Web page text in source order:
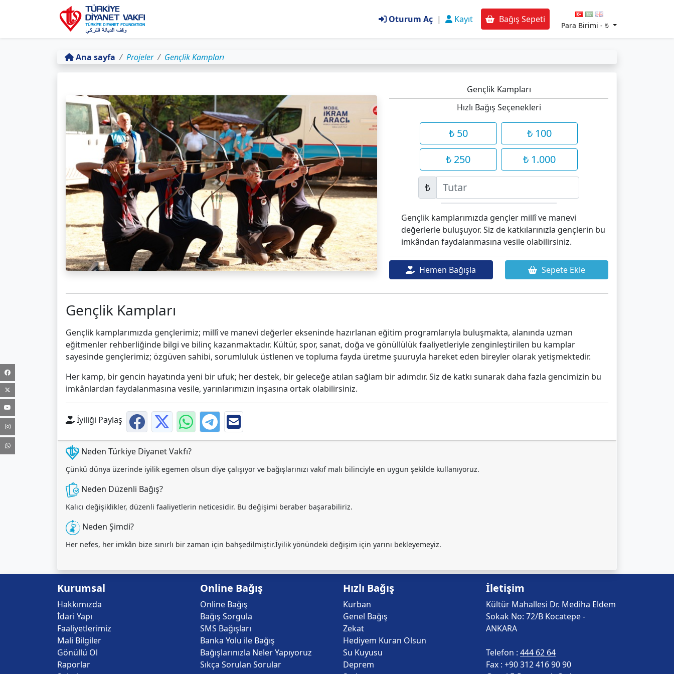
Oturum Aç | Kayıt Bağış Sepeti
Para Birimi -₺
Ana sayfa Projeler Gençlik Kampları
Gençlik Kampları
Hızlı Bağış Seçenekleri
₺ 50
₺ 100
₺ 250
₺ 1.000
₺
Gençlik kamplarımızda gençler millî ve manevi
değerlerle buluşuyor. Siz de katkılarınızla gençlerin bu
imkândan faydalanmasına vesile olabilirsiniz.
Hemen Bağışla Sepete Ekle
Gençlik Kampları
Gençlik kamplarımızda gençlerimiz; millî ve manevi değerler ekseninde hazırlanan eğitim programlarıyla buluşmakta, alanında uzman
eğitmenler rehberliğinde bilgi ve bilinç kazanmaktadır. Kültür, spor, sanat, doğa ve gönüllülük faaliyetleriyle zenginleştirilen bu kamplar
sayesinde gençlerimiz; özgüven sahibi, sorumluluk üstlenen ve topluma fayda üretme şuuruyla hareket eden bireyler olarak yetişmektedir.
Her kamp, bir gencin hayatında yeni bir ufuk; her destek, bir geleceğe atılan sağlam bir adımdır. Siz de katkı sunarak daha fazla gencimizin bu
imkânlardan faydalanmasına vesile, yarınlarımızın inşasına ortak olabilirsiniz.
İyiliği Paylaş
Neden Türkiye Diyanet Vakfı?
Çünkü dünya üzerinde iyilik egemen olsun diye çalışıyor ve bağışlarınızı vakıf malı bilinciyle en uygun şekilde kullanıyoruz.
Neden Düzenli Bağış?
Kalıcı değişiklikler, düzenli faaliyetlerin neticesidir. Bu değişimi beraber başarabiliriz.
Neden Şimdi?
Her nefes, her imkân bize sınırlı bir zaman için bahşedilmiştir.İyilik yönündeki değişim için yarını bekleyemeyiz.
Kurumsal
Hakkımızda
İdari Yapı
Faaliyetlerimiz
Mali Bilgiler
Gönüllü Ol
Raporlar
Online Bağış
Online Bağış
Bağış Sorgula
SMS Bağışları
Banka Yolu ile Bağış
Bağışlarınızla Neler Yapıyoruz
Sıkça Sorulan Sorular
Hızlı Bağış
Kurban
Genel Bağış
Zekat
Hediyem Kuran Olsun
Su Kuyusu
Deprem
İletişim
Kültür Mahallesi Dr. Mediha Eldem
Sokak No: 72/B Kocatepe -
ANKARA
Telefon : 444 62 64
Fax : +90 312 416 90 90